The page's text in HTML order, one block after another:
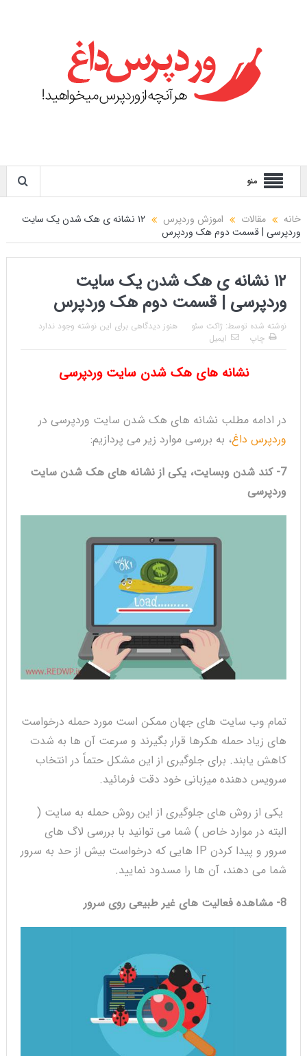
منو
خانه مقالات اموزش وردپرس
۱۲ نشانه ی هک شدن یک سایت
وردپرسی | قسمت دوم هک وردپرس
۱۲ نشانه ی هک شدن یک سایت
وردپرسی | قسمت دوم هک وردپرس
نوشته شده توسط: ژاکت سئو
هنوز دیدگاهی برای این نوشته وجود ندارد
چاپ
ایمیل
نشانه های هک شدن سایت وردپرسی
در ادامه مطلب نشانه های هک شدن سایت وردپرسی در
وردپرس داغ، به بررسی موارد زیر می پردازیم:
7- کند شدن وبسایت، یکی از نشانه های هک شدن سایت
وردپرسی
تمام وب سایت های جهان ممکن است مورد حمله درخواست
های زیاد حمله هکرها قرار بگیرند و سرعت آن ها به شدت
کاهش یابند. برای جلوگیری از این مشکل حتماً در انتخاب
سرویس دهنده میزبانی خود دقت فرمائید.
یکی از روش های جلوگیری از این روش حمله به سایت (
البته در موارد خاص ) شما می توانید با بررسی لاگ های
سرور و پیدا کردن IP هایی که درخواست بیش از حد به سرور
شما می دهند، آن ها را مسدود نمایید.
8- مشاهده فعالیت های غیر طبیعی روی سرور